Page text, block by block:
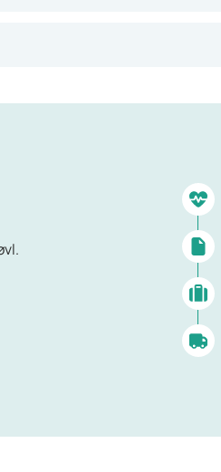
mindske generne på er ved